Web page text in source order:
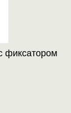
фиксатором